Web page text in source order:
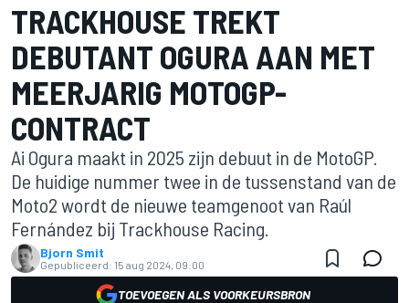
TRACKHOUSE TREKT
DEBUTANT OGURA AAN MET
MEERJARIG MOTOGP-
CONTRACT
Ai Ogura maakt in 2025 zijn debuut in de MotoGP.
De huidige nummer twee in de tussenstand van de
Moto2 wordt de nieuwe teamgenoot van Raúl
Fernández bij Trackhouse Racing.
Bjorn Smit
Gepubliceerd: 15 aug 2024, 09:00
TOEVOEGEN ALS VOORKEURSBRON